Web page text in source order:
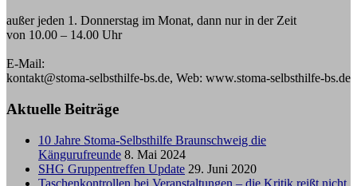
außer jeden 1. Donnerstag im Monat, dann nur in der Zeit
von 10.00 – 14.00 Uhr
E-Mail:
kontakt@stoma-selbsthilfe-bs.de, Web: www.stoma-selbsthilfe-bs.de
Aktuelle Beiträge
10 Jahre Stoma-Selbsthilfe Braunschweig die
Kängurufreunde 8. Mai 2024
SHG Gruppentreffen Update 29. Juni 2020
Taschenkontrollen bei Veranstaltungen – die Kritik reißt nicht